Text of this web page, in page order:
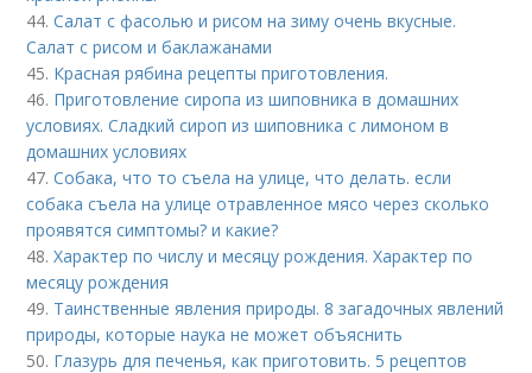
44.Салат с фасолью и рисом на зиму очень вкусные.
Салат с рисом и баклажанами
45. Красная рябина рецепты приготовления.
46. Приготовление сиропа из шиповника в домашних
условиях. Сладкий сироп из шиповника с лимоном в
домашних условиях
47.Собака, что то съела на улице, что делать. если
собака съела на улице отравленное мясо через сколько
проявятся симптомы? и какие?
48.Характер по числу и месяцу рождения. Характер по
месяцу рождения
49. Таинственные явления природы. 8 загадочных явлений
природы, которые наука не может объяснить
50. Глазурь для печенья, как приготовить. 5 рецептов